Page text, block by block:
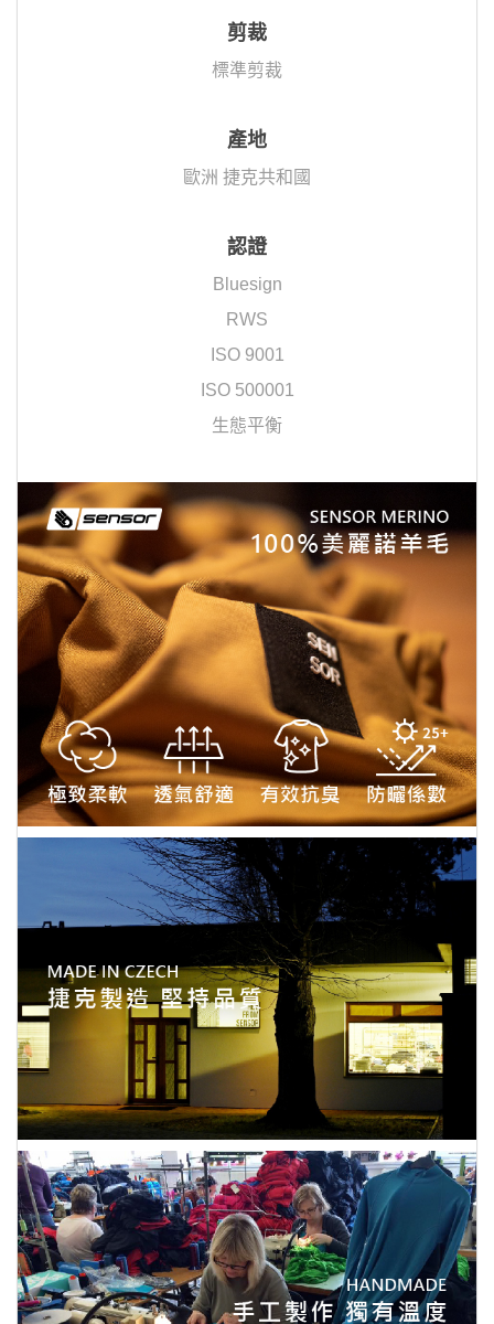
剪裁
標準剪裁
產地
歐洲 捷克共和國
認證
Bluesign
RWS
ISO 9001
ISO 500001
生態平衡